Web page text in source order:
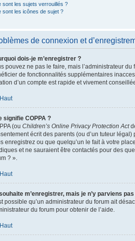
sont les sujets verrouillés ?
sont les icônes de sujet ?
de connexion et
dois-je m’enregistrer ?
pouvez ne pas le faire, mais l’administrateur
de fonctionnalités supplémentaires
d’un compte est rapide et vivement
Haut
signifie COPPA ?
(ou Children’s Online Privacy Protection Act
écrit des parents (ou d’un tuteur
enregistrez ou que quelqu’un le fait à votre
et ne sauraient être contactés pour des
? ».
Haut
m’enregistrer, mais je n’y parviens pas
possible qu’un administrateur du forum ait
du forum pour obtenir de l’aide.
Haut